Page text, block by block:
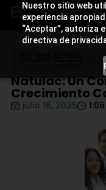
Nuestro sitio web
experiencia
“Aceptar”, autoriza
directiva de
Natulac: Un
Crecimiento
julio 16, 2025